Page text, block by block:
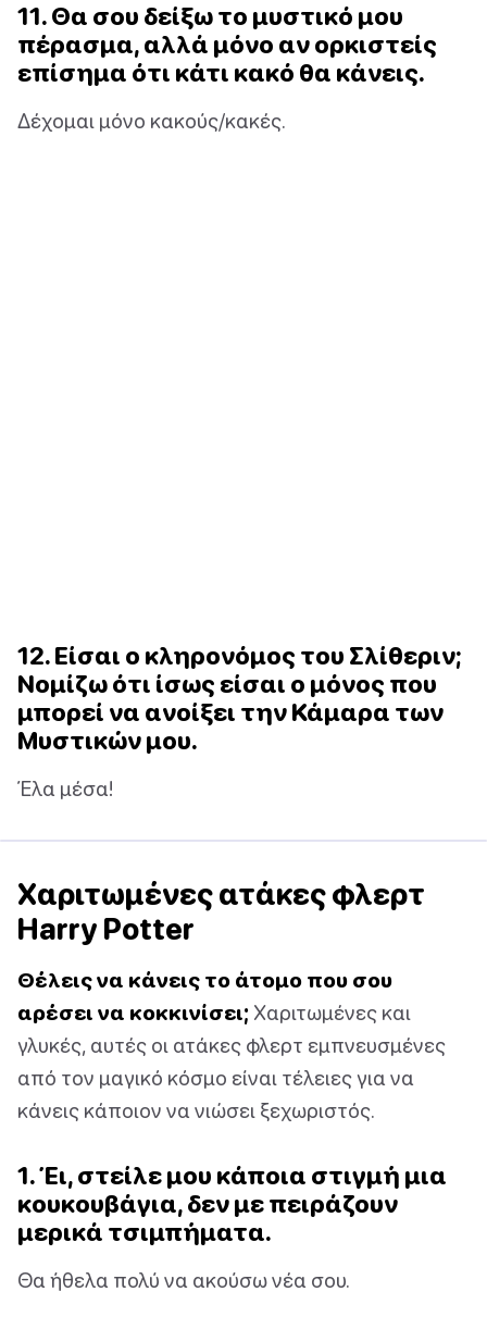
11. Θα σου δείξω το μυστικό μου
πέρασμα, αλλά μόνο αν ορκιστείς
επίσημα ότι κάτι κακό θα κάνεις.
Δέχομαι μόνο κακούς/κακές.
12. Είσαι ο κληρονόμος του Σλίθεριν;
Νομίζω ότι ίσως είσαι ο μόνος που
μπορεί να ανοίξει την Κάμαρα των
Μυστικών μου.
Έλα μέσα!
Χαριτωμένες ατάκες φλερτ
Harry Potter
Θέλεις να κάνεις το άτομο που σου
αρέσει να κοκκινίσει; Χαριτωμένες και
γλυκές, αυτές οι ατάκες φλερτ εμπνευσμένες
από τον μαγικό κόσμο είναι τέλειες για να
κάνεις κάποιον να νιώσει ξεχωριστός.
1. Έι, στείλε μου κάποια στιγμή μια
κουκουβάγια, δεν με πειράζουν
μερικά τσιμπήματα.
Θα ήθελα πολύ να ακούσω νέα σου.